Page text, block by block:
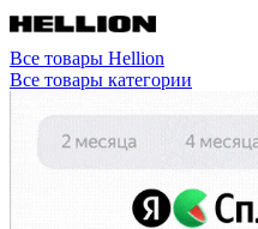
Все товары Hellion
Все товары категории